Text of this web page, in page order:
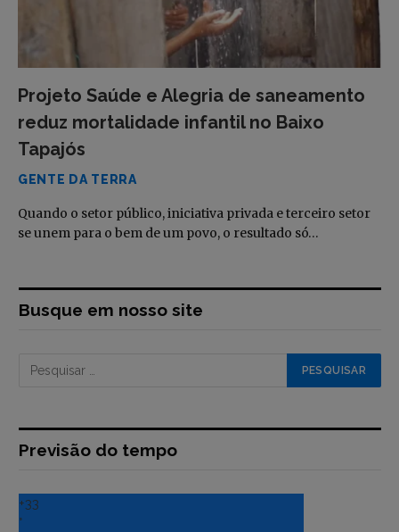
Projeto Saúde e Alegria de saneamento
reduz mortalidade infantil no Baixo
Tapajós
GENTE DA TERRA
Quando o setor público, iniciativa privada e terceiro setor
se unem para o bem de um povo, o resultado só…
Busque em nosso site
Previsão do tempo
+33
°